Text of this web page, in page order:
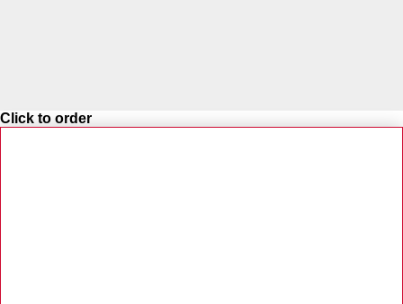
Click to order